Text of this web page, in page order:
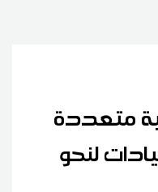
متعددة
لنحو